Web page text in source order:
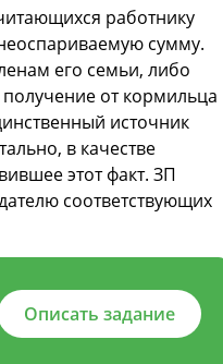
работнику
сумму.
его семьи, либо
от кормильца
источник
в качестве
этот факт. ЗП
соответствующих
Описать задание